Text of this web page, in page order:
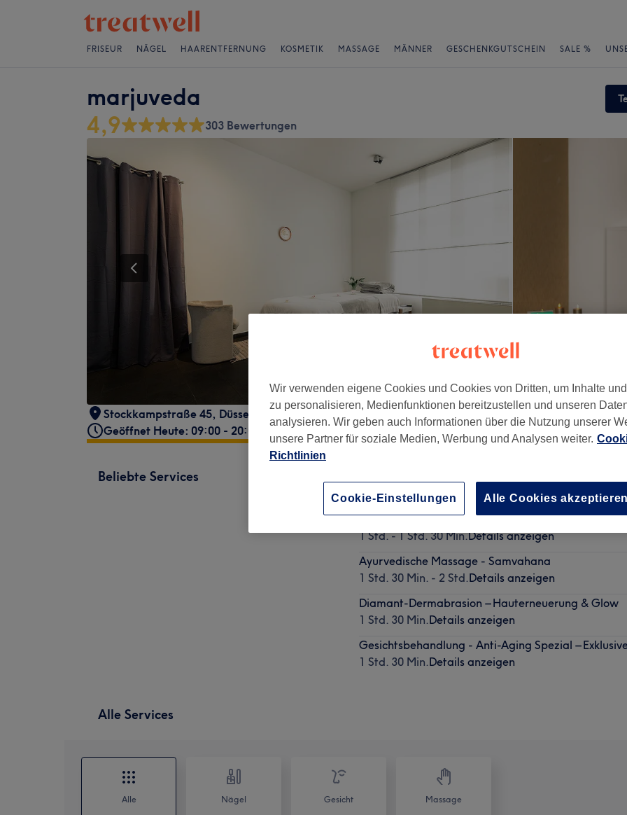
FRISEUR NÄGEL HAARENTFERNUNG KOSMETIK MASSAGE MÄNNER GESCHENKGUTSCHEIN SALE %
marjuveda
4,9 303 Bewertungen
Stockkampstraße 45, Düsseldorf, Pempelfort, 40477
Geöffnet Heute: 09:00 - 20:00
Beliebte Services
30 Min. - 1 Std.Details anzeigen
Aromaölmassage
1 Std. - 1 Std. 30 Min.Details anzeigen
Ayurvedische Massage - Samvahana
1 Std. 30 Min. - 2 Std.Details anzeigen
Diamant-Dermabrasion – Hauterneuerung & Glow
1 Std. 30 Min.Details anzeigen
Gesichtsbehandlung - Anti-Aging Spezial –
1 Std. 30 Min.Details anzeigen
Alle Services
Alle Nägel Gesicht Massage
Wir verwenden eigene Cookies und Cookies von Dritten, um Inhalte
zu personalisieren, Medienfunktionen bereitzustellen und unseren
analysieren. Wir geben auch Informationen über die Nutzung unserer
unsere Partner für soziale Medien, Werbung und Analysen weiter.
Richtlinien
Cookie-Einstellungen Alle Cookies